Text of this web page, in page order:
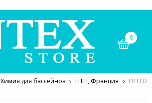
0
Химия для бассейнов HTH, Франция HTH